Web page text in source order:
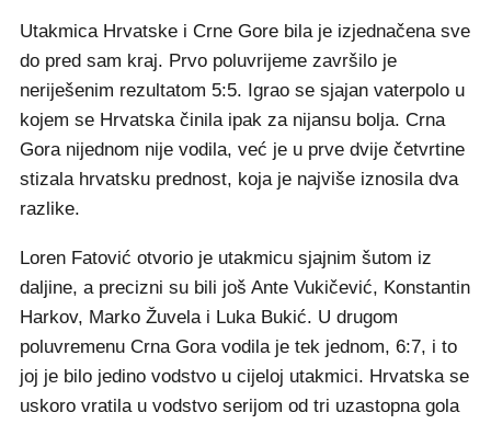
Utakmica Hrvatske i Crne Gore bila je izjednačena sve
do pred sam kraj. Prvo poluvrijeme završilo je
neriješenim rezultatom 5:5. Igrao se sjajan vaterpolo u
kojem se Hrvatska činila ipak za nijansu bolja. Crna
Gora nijednom nije vodila, već je u prve dvije četvrtine
stizala hrvatsku prednost, koja je najviše iznosila dva
razlike.
Loren Fatović otvorio je utakmicu sjajnim šutom iz
daljine, a precizni su bili još Ante Vukičević, Konstantin
Harkov, Marko Žuvela i Luka Bukić. U drugom
poluvremenu Crna Gora vodila je tek jednom, 6:7, i to
joj je bilo jedino vodstvo u cijeloj utakmici. Hrvatska se
uskoro vratila u vodstvo serijom od tri uzastopna gola